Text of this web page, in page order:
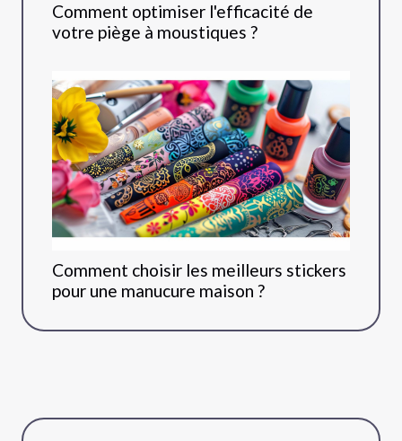
Comment optimiser l'efficacité de
votre piège à moustiques ?
Comment choisir les meilleurs stickers
pour une manucure maison ?